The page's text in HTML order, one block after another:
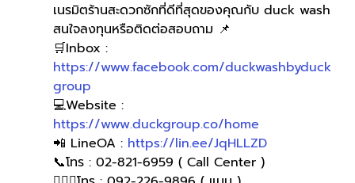
เนรมิตร้านสะดวกซักที่ดีที่สุดของคุณกับ duck wash
สนใจลงทุนหรือติดต่อสอบถาม 📌
🛒Inbox :
https://www.facebook.com/duckwashbyduck
group
💻Website :
https://www.duckgroup.co/home
📲 LineOA : https://lin.ee/JqHLLZD
📞โทร : 02-821-6959 ( Call Center )